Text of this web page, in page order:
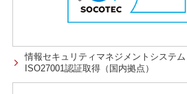
情報セキュリティマネジメントシステム
ISO27001認証取得（国内拠点）